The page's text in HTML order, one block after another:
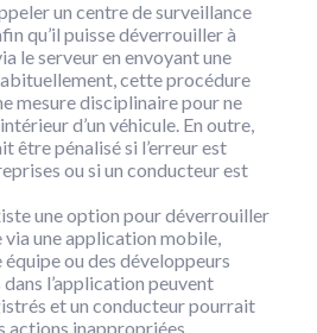
un centre de surveillance
qu’il puisse déverrouiller à
le serveur en envoyant une
cette procédure
mesure disciplinaire pour ne
d’un véhicule. En outre,
être pénalisé si l’erreur est
ou si un conducteur est
une option pour déverrouiller
via une application mobile,
ou des développeurs
l’application peuvent
et un conducteur pourrait
actions inappropriées.